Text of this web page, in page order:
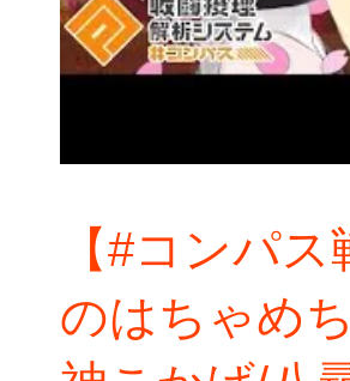
【#コンパ
のはちゃめ